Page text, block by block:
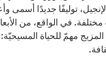
توليفًا جديدًا
في الواقع، من
مهمّ للحياة المسيحيّة: